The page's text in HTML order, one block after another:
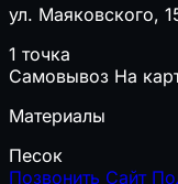
ул. Маяковского,
1 точка
Самовывоз На
Материалы
Песок
Позвонить Сайт